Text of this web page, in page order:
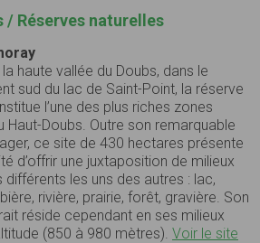
/ Réserves naturelles
haute vallée du Doubs, dans le
sud du lac de Saint-Point, la réserve
l’une des plus riches zones
Haut-Doubs. Outre son remarquable
ce site de 430 hectares présente
d’offrir une juxtaposition de milieux
différents les uns des autres : lac,
rivière, prairie, forêt, gravière. Son
réside cependant en ses milieux
(850 à 980 mètres). Voir le site